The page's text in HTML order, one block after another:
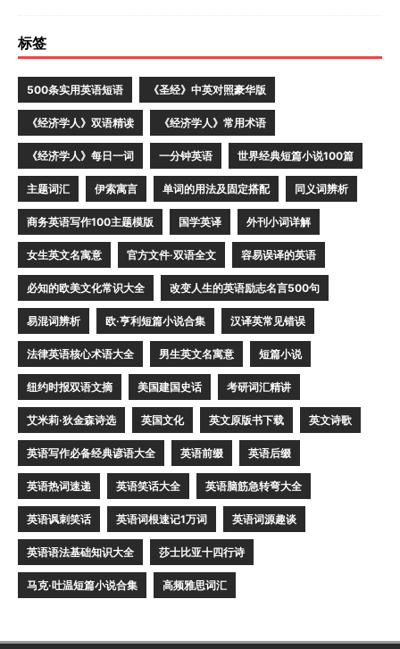
标签
500条实用英语短语 《圣经》中英对照豪华版
《经济学人》双语精读 《经济学人》常用术语
《经济学人》每日一词 一分钟英语 世界经典短篇小说100篇
主题词汇 伊索寓言 单词的用法及固定搭配 同义词辨析
商务英语写作100主题模版 国学英译 外刊小词详解
女生英文名寓意 官方文件·双语全文 容易误译的英语
必知的欧美文化常识大全 改变人生的英语励志名言500句
易混词辨析 欧·亨利短篇小说合集 汉译英常见错误
法律英语核心术语大全 男生英文名寓意 短篇小说
纽约时报双语文摘 美国建国史话 考研词汇精讲
艾米莉·狄金森诗选 英国文化 英文原版书下载 英文诗歌
英语写作必备经典谚语大全 英语前缀 英语后缀
英语热词速递 英语笑话大全 英语脑筋急转弯大全
英语讽刺笑话 英语词根速记1万词 英语词源趣谈
英语语法基础知识大全 莎士比亚十四行诗
马克·吐温短篇小说合集 高频雅思词汇